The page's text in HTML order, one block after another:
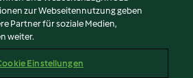
zur Webseitennutzung geben
Partner für soziale Medien,
weiter.
Einstellungen